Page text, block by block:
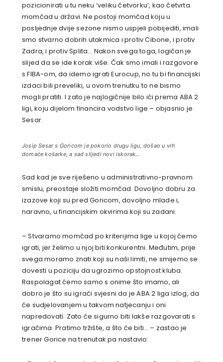
pozicionirati u tu neku ‘veliku četvorku’, kao četvrta
momčad u državi. Ne postoji momčad koju u
posljednje dvije sezone nismo uspjeli pobijediti, imali
smo stvarno dobrih utakmica i protiv Cibone, i protiv
Zadra, i protiv Splita… Nakon svega toga, logičan je
slijed da se ide korak više. Čak smo imali i razgovore
s FIBA-om, da idemo igrati Eurocup, no tu bi financijski
izdaci bili preveliki, u ovom trenutku to ne bismo
mogli pratiti. I zato je najlogičnije bilo ići prema ABA 2
ligi, koju dijelom financira vodstvo lige – objasnio je
Sesar.
Josip Sesar s Goricom je pokorio drugu ligu, došao u vrh
domaće košarke, a sad slijedi novi iskorak…
Sad kad je sve riješeno u administrativno-pravnom
smislu, preostaje složiti momčad. Dovoljno dobru za
izazove koji su pred Goricom, dovoljno mlade i,
naravno, u financijskim okvirima koji su zadani.
– Stvaramo momčad po kriterijima lige u kojoj ćemo
igrati, jer želimo u njoj biti konkurentni. Međutim, prije
svega moramo znati koji su naši limiti, ne smijemo se
dovesti u poziciju da ugrozimo opstojnost kluba.
Raspolagat ćemo samo s onime što imamo, ali
dobro je što su igrači svjesni da je ABA 2 liga izlog, da
će sudjelovanjem u takvom natjecanju i oni
napredovati. Zato će sigurno biti lakše razgovarati s
igračima. Pratimo tržište, a što će biti… – zastao je
trener Gorice na trenutak pa nastavio: